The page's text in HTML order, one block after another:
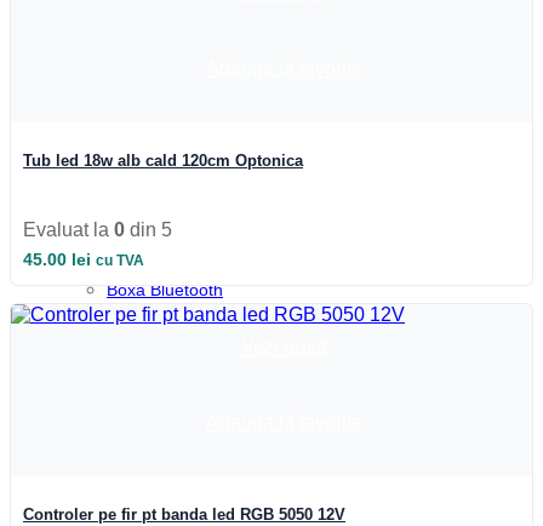
Profile sticla
Incarcatoare
UPS-uri
Boxa Bluetooth
Baterie externa
Corpuri etanse
Tub led 18w alb cald 120cm Optonica
Evaluat la 0 din 5
45.00 lei cu TVA
Controler pe fir pt banda led RGB 5050 12V